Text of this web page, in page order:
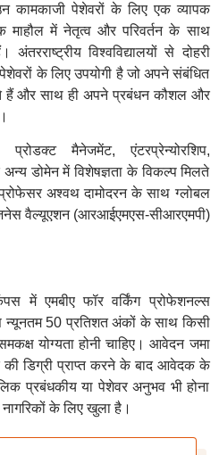
कामकाजी पेशेवरों के लिए एक व्यापक
माहौल में नेतृत्व और परिवर्तन के साथ
विश्वविद्यालयों से दोहरी
के लिए उपयोगी है जो अपने संबंधित
हैं और साथ ही अपने प्रबंधन कौशल और
मैनेजमेंट, एंटरप्रेन्योरशिप,
डोमेन में विशेषज्ञता के विकल्प मिलते
अश्वथ दामोदरन के साथ ग्लोबल
वैल्यूएशन (आरआईएमएस-सीआरएमपी)
में एमबीए फॉर वर्किंग प्रोफेशनल्स
न्यूनतम 50 प्रतिशत अंकों के साथ किसी
योग्यता होनी चाहिए। आवेदन जमा
डिग्री प्राप्त करने के बाद आवेदक के
प्रबंधकीय या पेशेवर अनुभव भी होना
के लिए खुला है।